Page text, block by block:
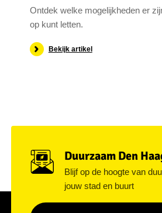
Ontdek welke mogelijkheden er
op kunt letten.
Bekijk artikel
Duurzaam Den
Blijf op de hoogte van
jouw stad en buurt